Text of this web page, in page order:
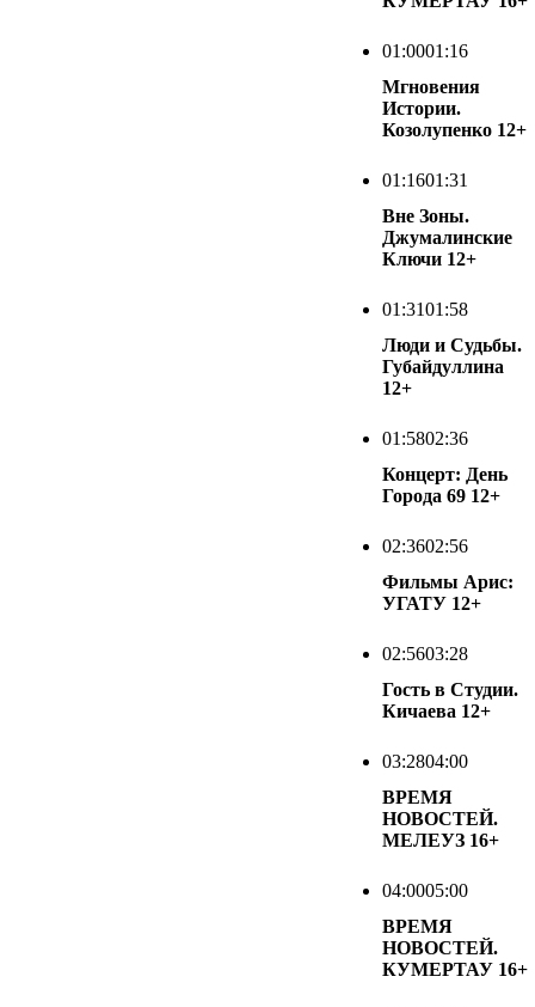
01:0001:16
Мгновения
Истории.
Козолупенко 12+
01:1601:31
Вне Зоны.
Джумалинские
Ключи 12+
01:3101:58
Люди и Судьбы.
Губайдуллина
12+
01:5802:36
Концерт: День
Города 69 12+
02:3602:56
Фильмы Арис:
УГАТУ 12+
02:5603:28
Гость в Студии.
Кичаева 12+
03:2804:00
ВРЕМЯ
НОВОСТЕЙ.
МЕЛЕУЗ 16+
04:0005:00
ВРЕМЯ
НОВОСТЕЙ.
КУМЕРТАУ 16+